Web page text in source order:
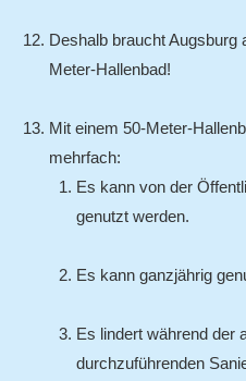
Deshalb braucht Augsburg
Meter-Hallenbad!
Mit einem 50-Meter-
mehrfach:
Es kann von der
genutzt werden.
Es kann ganzjährig
Es lindert während der
durchzuführenden